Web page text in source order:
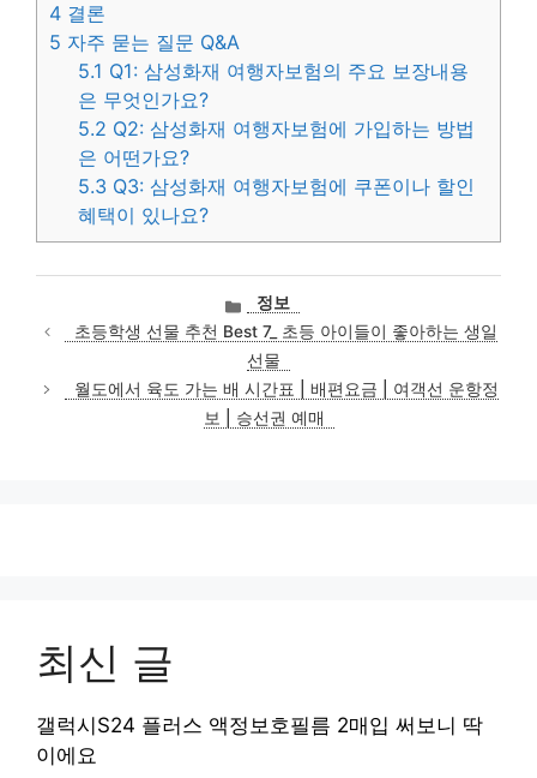
4 결론
5 자주 묻는 질문 Q&A
5.1 Q1: 삼성화재 여행자보험의 주요 보장내용
은 무엇인가요?
5.2 Q2: 삼성화재 여행자보험에 가입하는 방법
은 어떤가요?
5.3 Q3: 삼성화재 여행자보험에 쿠폰이나 할인
혜택이 있나요?
카
테
고
리
정보
초등학생 선물 추천 Best 7_ 초등 아이들이 좋아하는 생일
선물
월도에서 육도 가는 배 시간표 | 배편요금 | 여객선 운항정
보 | 승선권 예매
최신 글
갤럭시S24 플러스 액정보호필름 2매입 써보니 딱
이에요